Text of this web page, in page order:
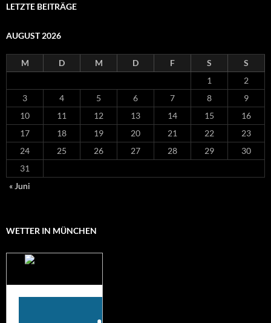
LETZTE BEITRÄGE
AUGUST 2026
M D M D F S
S
1
2
3
4 5 6 7 8
9
10
11 12 13 14 15
16
17
18 19 20 21 22
23
24
25 26 27 28 29
30
31
« Juni
WETTER IN MÜNCHEN